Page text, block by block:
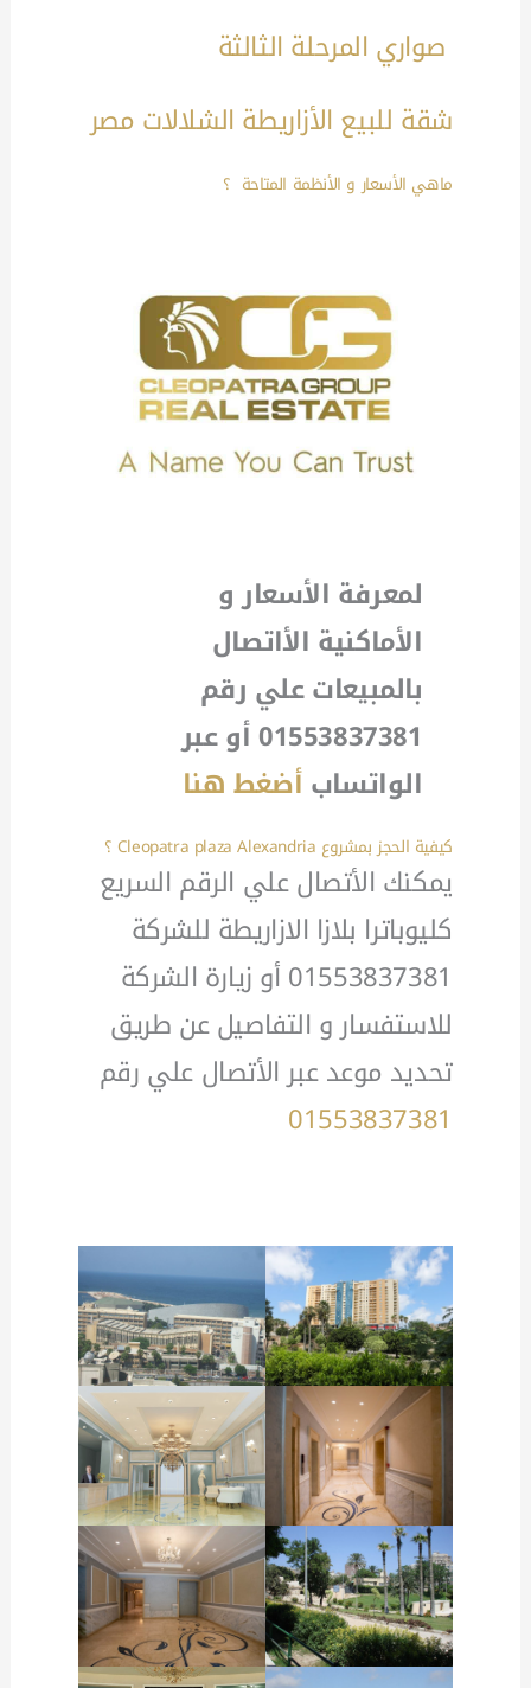
صواري المرحلة الثالثة
شقة للبيع الأزاريطة الشلالات مصر
ماهي الأسعار و الأنظمة المتاحة ؟
لمعرفة الأسعار و
الأماكنية الأاتصال
بالمبيعات علي رقم
01553837381 أو عبر
الواتسابأضغط هنا
كيفية الحجز بمشروع Cleopatra plaza Alexandria ؟
يمكنك الأتصال علي الرقم السريع
كليوباترا بلازا الازاريطة للشركة
01553837381 أو زيارة الشركة
للاستفسار و التفاصيل عن طريق
تحديد موعد عبر الأتصال علي رقم
01553837381